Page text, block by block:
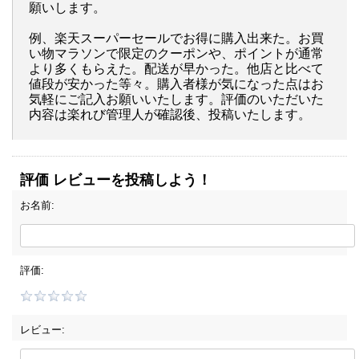
願いします。
例、楽天スーパーセールでお得に購入出来た。お買
い物マラソンで限定のクーポンや、ポイントが通常
より多くもらえた。配送が早かった。他店と比べて
値段が安かった等々。購入者様が気になった点はお
気軽にご記入お願いいたします。評価のいただいた
内容は楽れび管理人が確認後、投稿いたします。
評価 レビューを投稿しよう！
お名前:
評価:
レビュー: